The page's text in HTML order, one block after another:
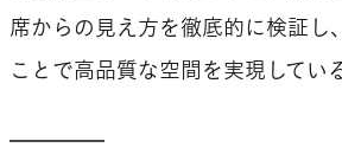
席からの見え方を徹底的に検証し
ことで高品質な空間を実現してい